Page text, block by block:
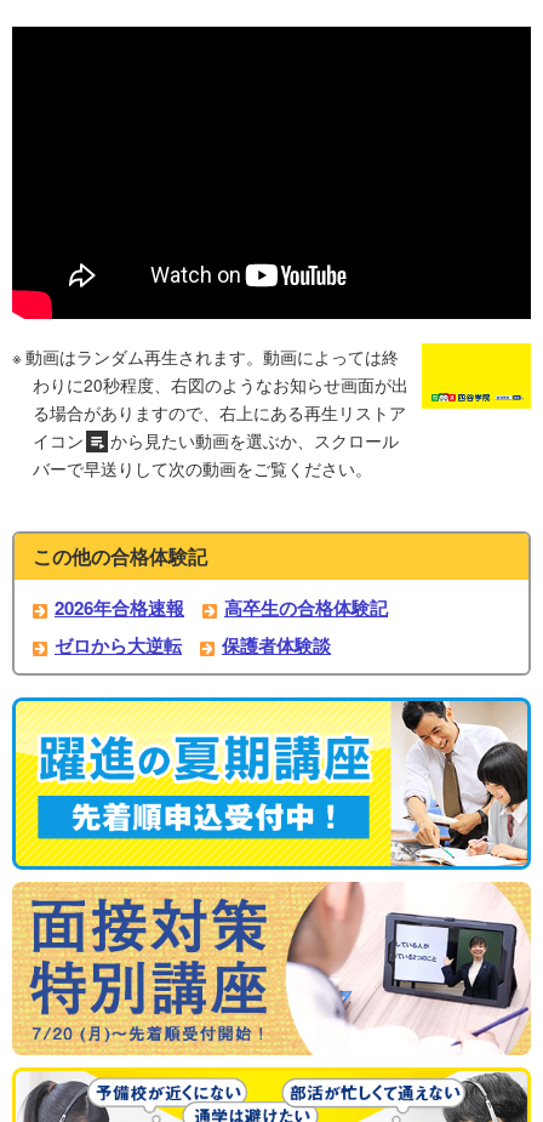
動画はランダム再生されます。動画によっては終
わりに20秒程度、右図のようなお知らせ画面が出
る場合がありますので、右上にある再生リストア
イコン
から見たい動画を選ぶか、スクロール
バーで早送りして次の動画をご覧ください。
この他の合格体験記
2026年合格速報
高卒生の合格体験記
ゼロから大逆転
保護者体験談